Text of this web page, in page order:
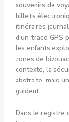
souvenirs de
billets
itinéraires
d’un trace GPS
les enfants
zones de
contexte, la
abstraite, mais
guident.
Dans le registre